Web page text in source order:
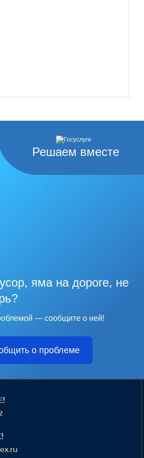
Решаем вместе
яма на дороге, не
— сообщите о ней!
о проблеме